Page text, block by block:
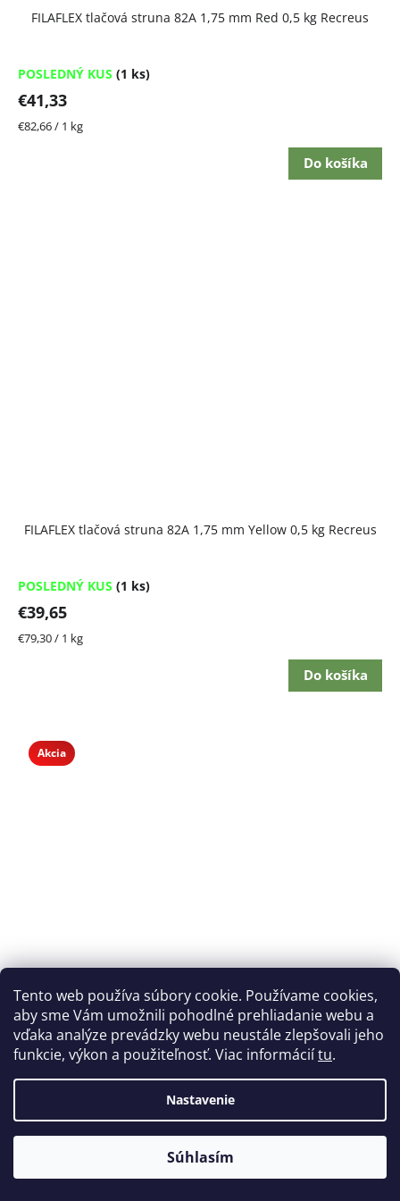
Tento web používa súbory cookie. Používame cookies,
aby sme Vám umožnili pohodlné prehliadanie webu a
vďaka analýze prevádzky webu neustále zlepšovali jeho
funkcie, výkon a použiteľnosť. Viac informáciítu.
Nastavenie
Súhlasím
FILAFLEX tlačová struna 82A 1,75 mm Red 0,5 kg Recreus
POSLEDNÝ KUS (1 ks)
€41,33
Jednotková
€82,66 / 1 kg
Do košíka
FILAFLEX tlačová struna 82A 1,75 mm Yellow 0,5 kg Recreus
POSLEDNÝ KUS (1 ks)
€39,65
Jednotková
€79,30 / 1 kg
Do košíka
Akcia
Flexfill tlačová struna 98A TPU 1,75 mm natural 0,5 kg
Fillamentum
€29,90